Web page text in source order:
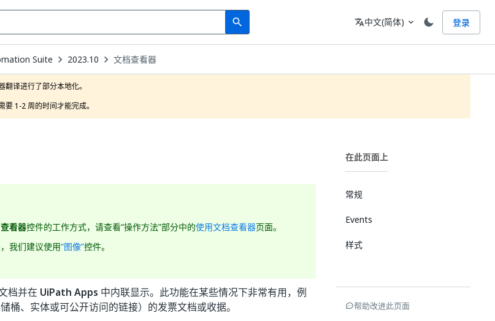
search
Search 语言
translate中文(简体) expand_more 登录
Suite 2023.10 文档查看器
译进行了部分本地化。
1-2 周的时间才能完成。
看器控件的工作方式，请查看“操作方法”部分中的使用文档查看器页面。
我们建议使用“图像”控件。
档并在 UiPath Apps 中内联显示。此功能在某些情况下非常有用，例
桶、实体或可公开访问的链接）的发票文档或收据。
在此页面上
常规
Events
样式
帮助改进此页面